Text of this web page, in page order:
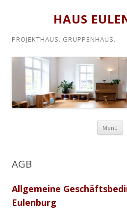
HAUS
PROJEKTHAUS. GRUPPENHAUS.
Menü
AGB
Allgemeine
Eulenburg